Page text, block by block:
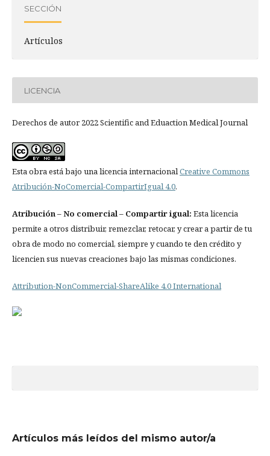
SECCIÓN
Artículos
LICENCIA
Derechos de autor 2022 Scientific and Eduaction Medical Journal
Esta obra está bajo una licencia internacionalCreative Commons
Atribución-NoComercial-CompartirIgual 4.0.
Atribución– No comercial – Compartir igual: Esta licencia
permite a otros distribuir, remezclar, retocar, y crear a partir de tu
obra de modo no comercial, siempre y cuando te den crédito y
licencien sus nuevas creaciones bajo las mismas condiciones.
Attribution-NonCommercial-ShareAlike 4.0 International
Artículos más leídos del mismo autor/a